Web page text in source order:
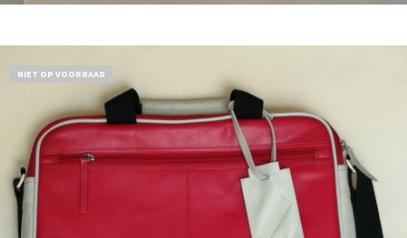
NIET OP VOORRAAD